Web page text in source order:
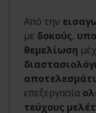
Από την
με δοκούς,
θεμελίωση
επεξεργασία
τεύχους